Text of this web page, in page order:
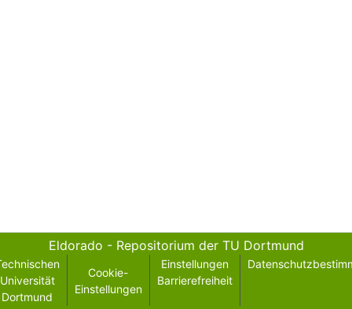
Eldorado - Repositorium der TU Dortmund
Universität
Dortmund
Cookie-
Einstellungen
Einstellungen
Barrierefreiheit